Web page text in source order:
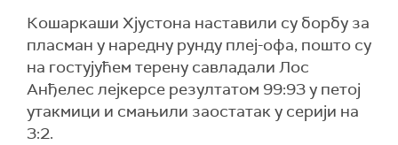
Кошаркаши Хјустона наставили су борбу за
пласман у наредну рунду плеј-офа, пошто су
на гостујућем терену савладали Лос
Анђелес лејкерсе резултатом 99:93 у петој
утакмици и смањили заостатак у серији на
3:2.